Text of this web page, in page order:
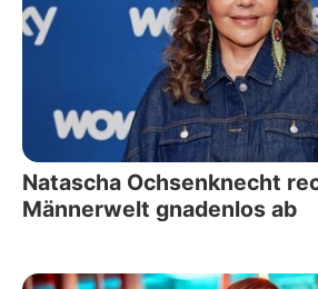
Natascha Ochsenknecht
Männerwelt gnadenlos ab